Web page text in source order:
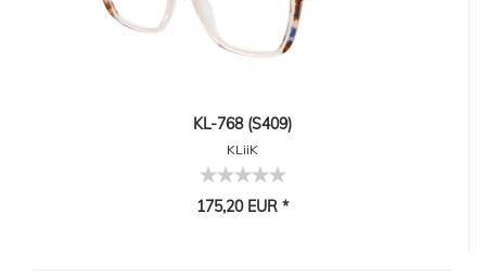
KL-768 (S409)
KLiiK
175,20 EUR *